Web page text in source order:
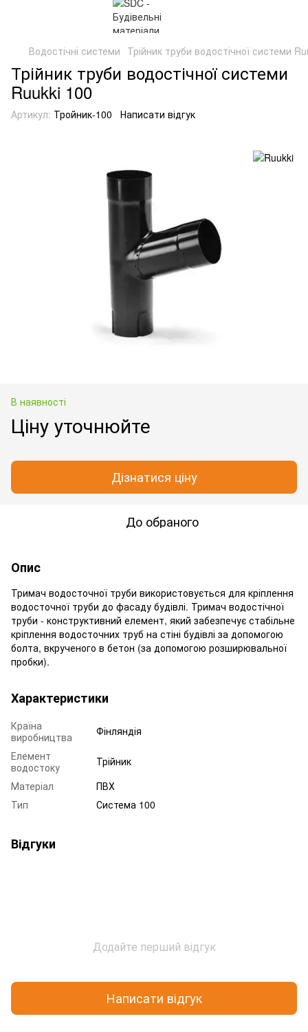
Водостічні системи Трійник труби водостічної системи
Трійник труби водостічної системи
Ruukki 100
Артикул: Тройник-100 Написати відгук
В наявності
Ціну уточнюйте
Дізнатися ціну
До обраного
Опис
Тримач водосточної труби використовується для кріплення
водосточної труби до фасаду будівлі. Тримач водостічної
труби - конструктивний елемент, який забезпечує стабільне
кріплення водосточних труб на стіні будівлі за допомогою
болта, вкрученого в бетон (за допомогою розширювальної
пробки).
Характеристики
Країна
виробництва
Фінляндія
Елемент
водостоку
Трійник
Матеріал
ПВХ
Тип
Система 100
Відгуки
Додайте перший відгук
Написати відгук